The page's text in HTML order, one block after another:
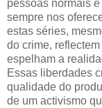
pessoas normais
sempre nos
estas séries,
do crime,
espelham a
Essas liberdades
qualidade do
de um activismo